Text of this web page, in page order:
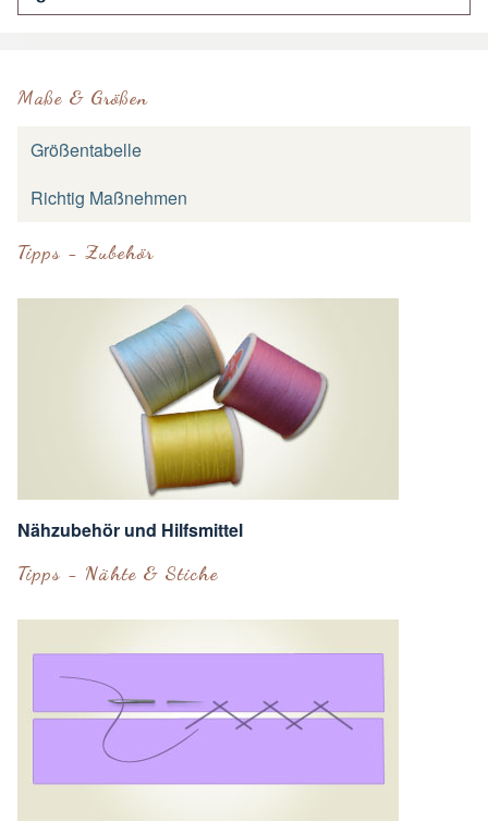
Maße & Größen
Größentabelle
Richtig Maßnehmen
Tipps - Zubehör
Nähzubehör und Hilfsmittel
Tipps - Nähte & Stiche